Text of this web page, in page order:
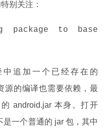
别关注：
to base
追加一个已经存在的
源的编译也需要依赖，最
android.jar 本身。打开
一个普通的 jar 包，其中